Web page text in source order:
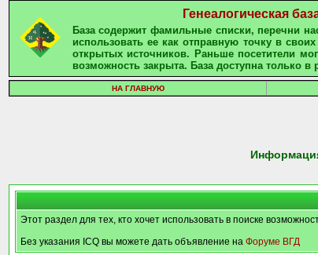
Генеалогическая
База содержит фамильные списки, перечни
использовать ее как отправную точку в
открытых источников. Раньше посетители
возможность закрыта. База доступна только в
НА ГЛАВНУЮ
Этот раздел для тех, кто хочет использовать в поиске
Без указания ICQ вы можете дать объявление на Форуме ВГД